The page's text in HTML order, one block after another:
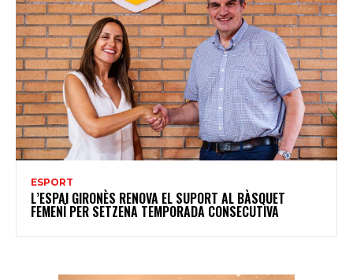
ESPORT
L’ESPAI GIRONÈS RENOVA EL SUPORT AL BÀSQUET
FEMENÍ PER SETZENA TEMPORADA CONSECUTIVA